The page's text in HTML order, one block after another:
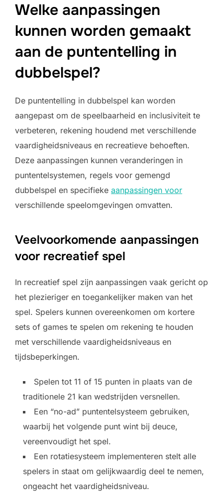
Welke aanpassingen
kunnen worden gemaakt
aan de puntentelling in
dubbelspel?
De puntentelling in dubbelspel kan worden
aangepast om de speelbaarheid en inclusiviteit te
verbeteren, rekening houdend met verschillende
vaardigheidsniveaus en recreatieve behoeften.
Deze aanpassingen kunnen veranderingen in
puntentelsystemen, regels voor gemengd
dubbelspel en specifieke aanpassingen voor
verschillende speelomgevingen omvatten.
Veelvoorkomende aanpassingen
voor recreatief spel
In recreatief spel zijn aanpassingen vaak gericht op
het plezieriger en toegankelijker maken van het
spel. Spelers kunnen overeenkomen om kortere
sets of games te spelen om rekening te houden
met verschillende vaardigheidsniveaus en
tijdsbeperkingen.
Spelen tot 11 of 15 punten in plaats van de
traditionele 21 kan wedstrijden versnellen.
Een “no-ad” puntentelsysteem gebruiken,
waarbij het volgende punt wint bij deuce,
vereenvoudigt het spel.
Een rotatiesysteem implementeren stelt alle
spelers in staat om gelijkwaardig deel te nemen,
ongeacht het vaardigheidsniveau.